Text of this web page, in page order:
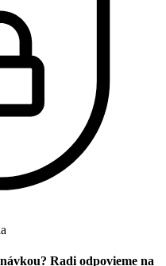
Radi odpovieme na